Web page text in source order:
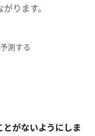
ります。
測する
がないようにしま